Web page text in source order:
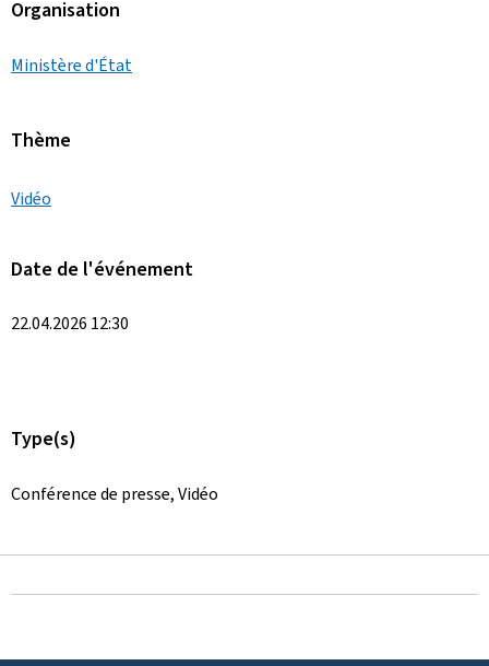
Organisation
Ministère d'État
Thème
Vidéo
Date de l'événement
22.04.2026 12:30
Type(s)
Conférence de presse, Vidéo